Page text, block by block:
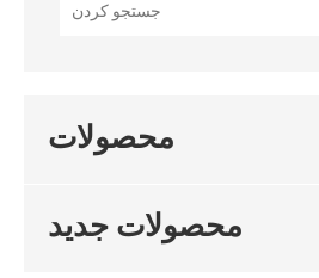
محصولات
محصولات جدید